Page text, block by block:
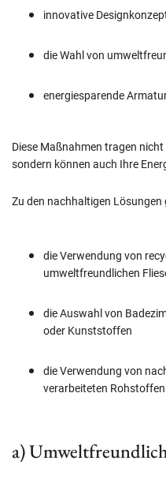
innovative
die Wahl von
energiesparende
Diese Maßnahmen tragen
sondern können auch Ihre
Zu den nachhaltigen Lösungen
die Verwendung von
umweltfreundlichen
die Auswahl von
oder Kunststoffen
die Verwendung von
verarbeiteten
a)